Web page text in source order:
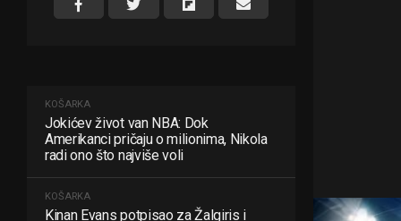
KOŠARKA
Jokićev život van NBA: Dok
Amerikanci pričaju o milionima, Nikola
radi ono što najviše voli
KOŠARKA
Kinan Evans potpisao za Žalgiris i